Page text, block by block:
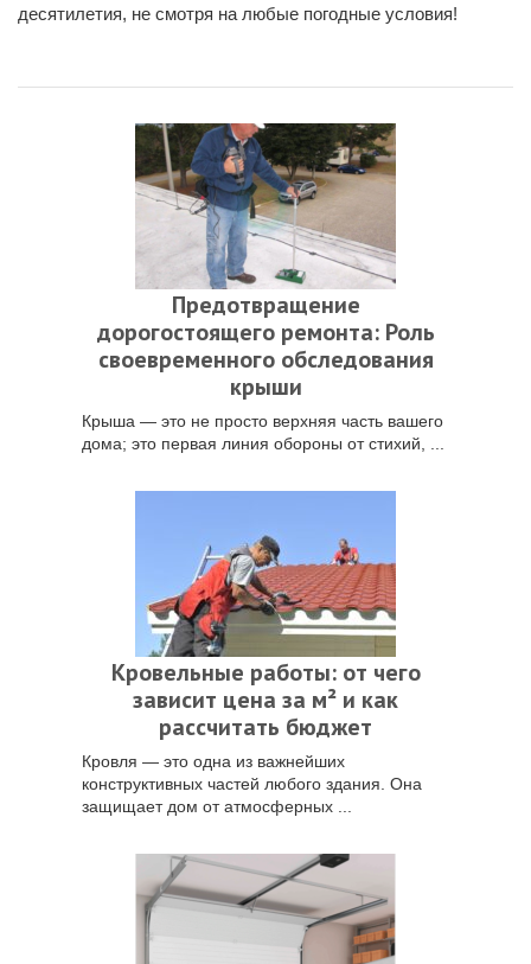
десятилетия, не смотря на любые погодные условия!
Предотвращение
дорогостоящего ремонта: Роль
своевременного обследования
крыши
Крыша — это не просто верхняя часть вашего
дома; это первая линия обороны от стихий, ...
Кровельные работы: от чего
зависит цена за м² и как
рассчитать бюджет
Кровля — это одна из важнейших
конструктивных частей любого здания. Она
защищает дом от атмосферных ...